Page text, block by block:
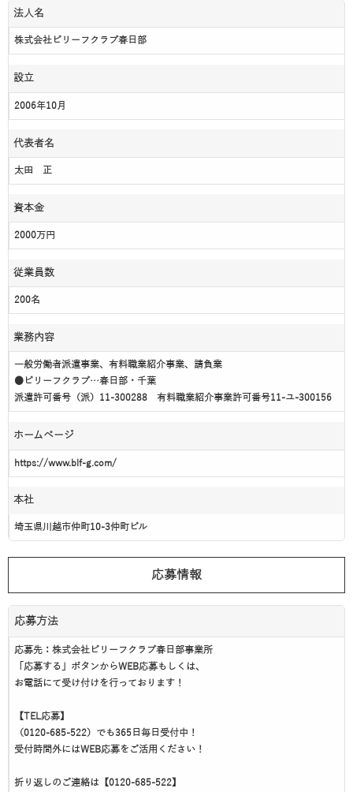
法人名
株式会社ビリーフクラブ春日部
設立
2006年10月
代表者名
太田 正
資本金
2000万円
従業員数
200名
業務内容
一般労働者派遣事業、有料職業紹介事業、請負業
●ビリーフクラブ…春日部・千葉
派遣許可番号（派）11-300288 有料職業紹介事業許可番号11-ユ-300156
ホームページ
https://www.blf-g.com/
本社
埼玉県川越市仲町10-3仲町ビル
応募情報
応募方法
応募先：株式会社ビリーフクラブ春日部事業所
「応募する」ボタンからWEB応募もしくは、
お電話にて受け付けを行っております！
【TEL応募】
（0120-685-522）でも365日毎日受付中！
受付時間外にはWEB応募をご活用ください！
折り返しのご連絡は【0120-685-522】